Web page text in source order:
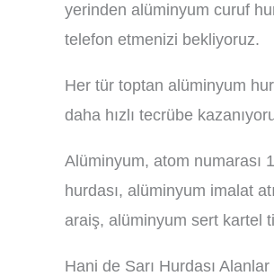
yerinden alüminyum curuf
telefon etmenizi bekliyoruz.
Her tür toptan alüminyum
daha hızlı tecrübe
Alüminyum, atom numarası
hurdası, alüminyum imalat
araiş, alüminyum sert kartel
Hani de Sarı Hurdası Alanlar